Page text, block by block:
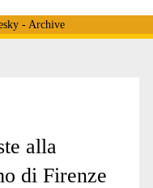
- Archive
alla
di Firenze